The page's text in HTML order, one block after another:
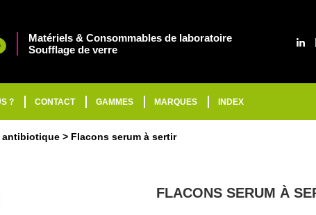
Matériels & Consommables de laboratoire
Soufflage de verre
|
? CONTACT GAMMES MARQUES INDEX
antibiotique Flacons serum à sertir
FLACONS SERUM À